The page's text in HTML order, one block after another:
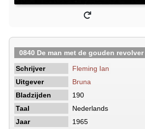
0840 De man met de gouden revolver
Schrijver
Fleming Ian
Uitgever
Bruna
Bladzijden
190
Taal
Nederlands
Jaar
1965